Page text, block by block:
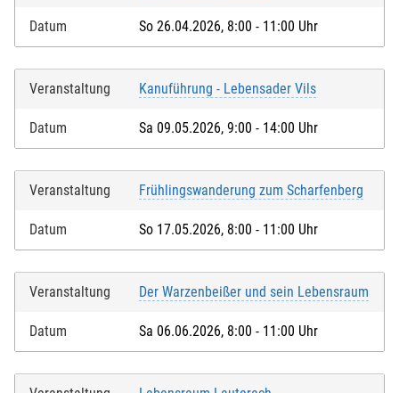
Datum So 26.04.2026, 8:00 - 11:00 Uhr
Veranstaltung Kanuführung - Lebensader Vils
Datum Sa 09.05.2026, 9:00 - 14:00 Uhr
Veranstaltung Frühlingswanderung zum Scharfenberg
Datum So 17.05.2026, 8:00 - 11:00 Uhr
Veranstaltung Der Warzenbeißer und sein Lebensraum
Datum Sa 06.06.2026, 8:00 - 11:00 Uhr